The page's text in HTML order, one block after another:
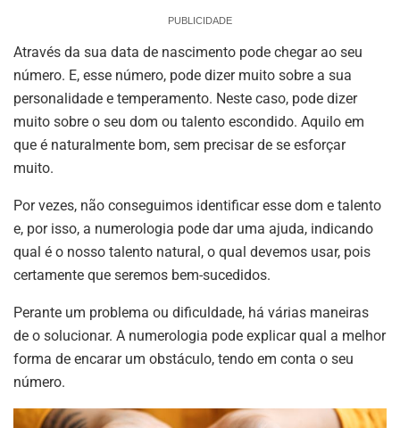
PUBLICIDADE
Através da sua data de nascimento pode chegar ao seu
número. E, esse número, pode dizer muito sobre a sua
personalidade e temperamento. Neste caso, pode dizer
muito sobre o seu dom ou talento escondido. Aquilo em
que é naturalmente bom, sem precisar de se esforçar
muito.
Por vezes, não conseguimos identificar esse dom e talento
e, por isso, a numerologia pode dar uma ajuda, indicando
qual é o nosso talento natural, o qual devemos usar, pois
certamente que seremos bem-sucedidos.
Perante um problema ou dificuldade, há várias maneiras
de o solucionar. A numerologia pode explicar qual a melhor
forma de encarar um obstáculo, tendo em conta o seu
número.